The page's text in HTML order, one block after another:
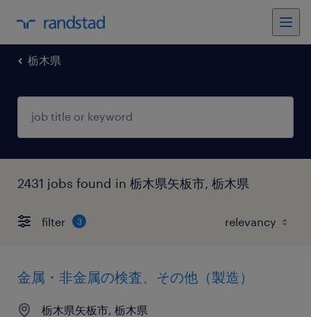
栃木県
2431 jobs found in 栃木県矢板市, 栃木県
filter 3
金属・非金属の検査、その他（製造）
栃木県矢板市, 栃木県